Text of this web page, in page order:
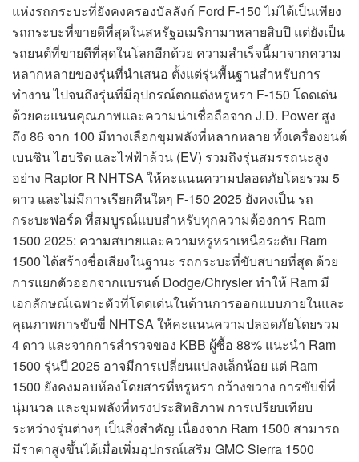
แห่งรถกระบะที่ยังคงครองบัลลังก์ Ford F-150 ไม่ได้เป็นเพียง
รถกระบะที่ขายดีที่สุดในสหรัฐอเมริกามาหลายสิบปี แต่ยังเป็น
รถยนต์ที่ขายดีที่สุดในโลกอีกด้วย ความสำเร็จนี้มาจากความ
หลากหลายของรุ่นที่นำเสนอ ตั้งแต่รุ่นพื้นฐานสำหรับการ
ทำงาน ไปจนถึงรุ่นที่มีอุปกรณ์ตกแต่งหรูหรา F-150 โดดเด่น
ด้วยคะแนนคุณภาพและความน่าเชื่อถือจาก J.D. Power สูง
ถึง 86 จาก 100 มีทางเลือกขุมพลังที่หลากหลาย ทั้งเครื่องยนต์
เบนซิน ไฮบริด และไฟฟ้าล้วน (EV) รวมถึงรุ่นสมรรถนะสูง
อย่าง Raptor R NHTSA ให้คะแนนความปลอดภัยโดยรวม 5
ดาว และไม่มีการเรียกคืนใดๆ F-150 2025 ยังคงเป็น รถ
กระบะฟอร์ด ที่สมบูรณ์แบบสำหรับทุกความต้องการ Ram
1500 2025: ความสบายและความหรูหราเหนือระดับ Ram
1500 ได้สร้างชื่อเสียงในฐานะ รถกระบะที่ขับสบายที่สุด ด้วย
การแยกตัวออกจากแบรนด์ Dodge/Chrysler ทำให้ Ram มี
เอกลักษณ์เฉพาะตัวที่โดดเด่นในด้านการออกแบบภายในและ
คุณภาพการขับขี่ NHTSA ให้คะแนนความปลอดภัยโดยรวม
4 ดาว และจากการสำรวจของ KBB ผู้ซื้อ 88% แนะนำ Ram
1500 รุ่นปี 2025 อาจมีการเปลี่ยนแปลงเล็กน้อย แต่ Ram
1500 ยังคงมอบห้องโดยสารที่หรูหรา กว้างขวาง การขับขี่ที่
นุ่มนวล และขุมพลังที่ทรงประสิทธิภาพ การเปรียบเทียบ
ระหว่างรุ่นต่างๆ เป็นสิ่งสำคัญ เนื่องจาก Ram 1500 สามารถ
มีราคาสูงขึ้นได้เมื่อเพิ่มอุปกรณ์เสริม GMC Sierra 1500